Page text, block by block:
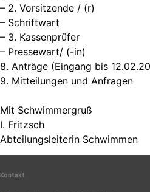
– 2. Vorsitzende / (r)
– Schriftwart
– 3. Kassenprüfer
– Pressewart/ (-in)
8. Anträge (Eingang bis
9. Mitteilungen und Anfragen
Mit Schwimmergruß
I. Fritzsch
Abteilungsleiterin Schwimmen
Kontakt